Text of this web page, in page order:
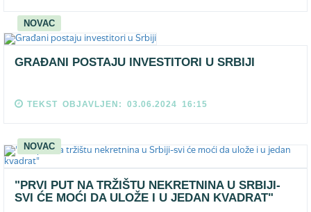
NOVAC
GRAĐANI POSTAJU INVESTITORI U SRBIJI
TEKST OBJAVLJEN: 03.06.2024 16:15
NOVAC
"PRVI PUT NA TRŽIŠTU NEKRETNINA U SRBIJI-
SVI ĆE MOĆI DA ULOŽE I U JEDAN KVADRAT"